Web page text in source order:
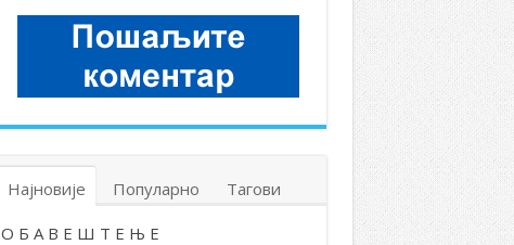
Најновије Популарно Тагови
О Б А В Е Ш Т Е Њ Е